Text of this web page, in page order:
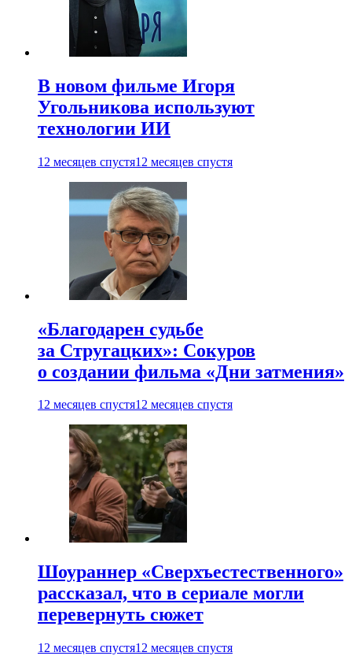
В новом фильме Игоря
Угольникова используют
технологии ИИ
12 месяцев спустя12 месяцев спустя
«Благодарен судьбе
за Стругацких»: Сокуров
о создании фильма «Дни затмения»
12 месяцев спустя12 месяцев спустя
Шоураннер «Сверхъестественного»
рассказал, что в сериале могли
перевернуть сюжет
12 месяцев спустя12 месяцев спустя